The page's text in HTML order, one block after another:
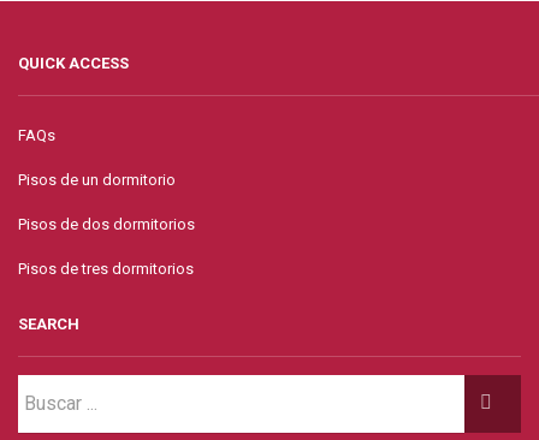
QUICK ACCESS
FAQs
Pisos de un dormitorio
Pisos de dos dormitorios
Pisos de tres dormitorios
SEARCH